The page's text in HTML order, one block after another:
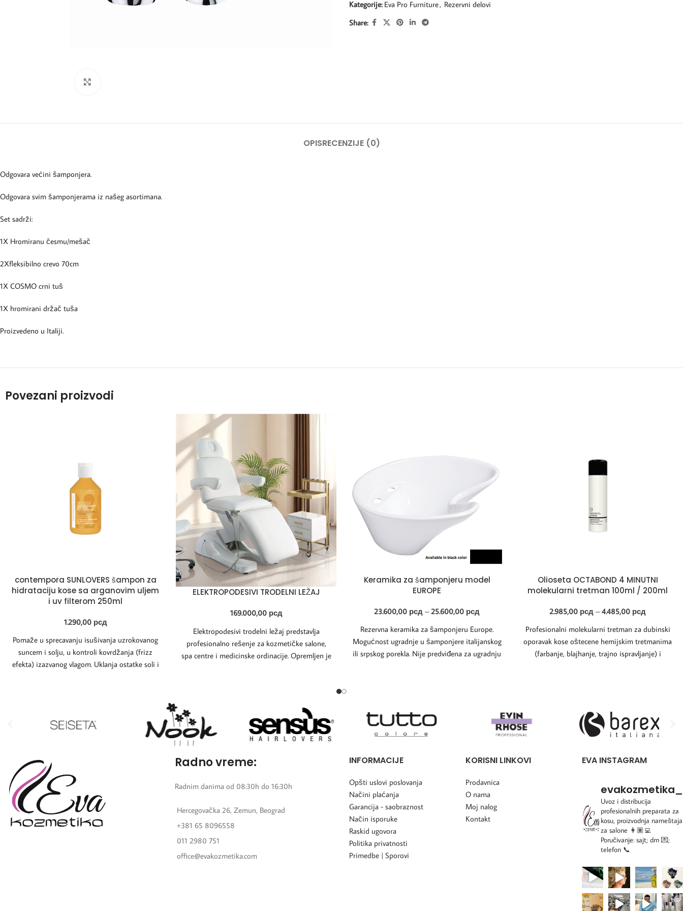
Kategorije: Eva Pro Furniture, Rezervni delovi
Share:
OPISRECENZIJE (0)
Odgovara većini šamponjera.
Odgovara svim šamponjerama iz našeg asortimana.
Set sadrži:
1X Hromiranu česmu/mešač
2Xfleksibilno crevo 70cm
1X COSMO crni tuš
1X hromirani držač tuša
Proizvedeno u Italiji.
Povezani proizvodi
contempora SUNLOVERS šampon za
hidrataciju kose sa arganovim uljem
i uv filterom 250ml
1.290,00 рсд
Pomaže u sprecavanju isušivanja uzrokovanog
suncem i solju, u kontroli kovrdžanja (frizz
efekta) izazvanog vlagom. Uklanja ostatke soli i
ELEKTROPODESIVI TRODELNI LEŽAJ
169.000,00 рсд
Elektropodesivi trodelni ležaj predstavlja
profesionalno rešenje za kozmetičke salone,
spa centre i medicinske ordinacije. Opremljen je
Keramika za šamponjeru model
EUROPE
23.600,00 рсд – 25.600,00 рсд
Rezervna keramika za šamponjeru Europe.
Mogućnost ugradnje u šamponjere italijanskog
ili srpskog porekla. Nije predviđena za ugradnju
Olioseta OCTABOND 4 MINUTNI
molekularni tretman 100ml / 200ml
2.985,00 рсд – 4.485,00 рсд
Profesionalni molekularni tretman za dubinski
oporavak kose oštecene hemijskim tretmanima
(farbanje, blajhanje, trajno ispravljanje) i
Radno vreme:
Radnim danima od 08:30h do 16:30h
Hercegovačka 26, Zemun, Beograd
+381 65 8096558
011 2980 751
office@evakozmetika.com
INFORMACIJE
Opšti uslovi poslovanja
Načini plaćanja
Garancija - saobraznost
Način isporuke
Raskid ugovora
Politika privatnosti
Primedbe | Sporovi
KORISNI LINKOVI
Prodavnica
O nama
Moj nalog
Kontakt
EVA INSTAGRAM
evakozmetika_
Uvoz i distribucija
profesionalnih preparata za
kosu, proizvodnja nameštaja
za salone 👩🏽‍💻
Poručivanje: sajt; dm 💌;
telefon 📞